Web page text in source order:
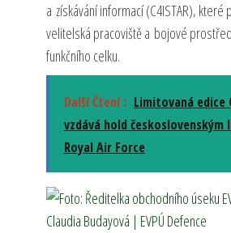
a získávání informací (C4ISTAR),
velitelská pracoviště a bojové
funkčního celku.
Další Čtení : Limitovaná edice
vzdává hold československým
Royal Air Force